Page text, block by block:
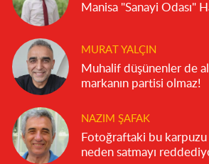
Manisa "Sanayi Odası"
MURAT YALÇIN
Muhalif düşünenler de
markanın partisi olmaz!
NAZIM ŞAFAK
Fotoğraftaki bu
neden satmayı